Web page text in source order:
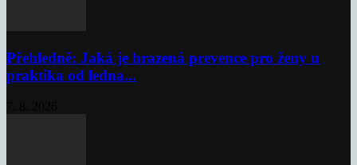
Přehledně: Jaká je hrazená prevence pro ženy u
praktika od ledna...